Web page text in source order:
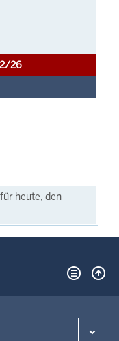
26
heute, den